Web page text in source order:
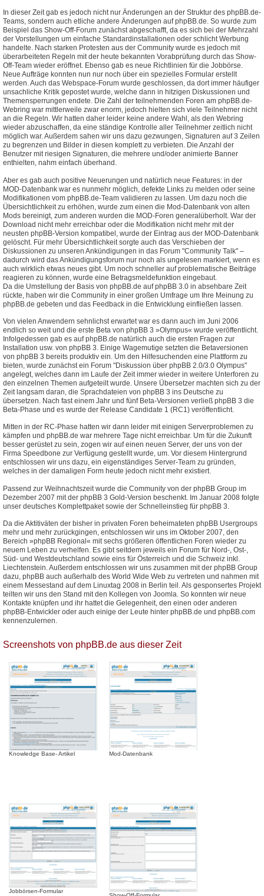
In dieser Zeit gab es jedoch nicht nur Änderungen an der Struktur des phpBB.de-
Teams, sondern auch etliche andere Änderungen auf phpBB.de. So wurde zum
Beispiel das Show-Off-Forum zunächst abgeschafft, da es sich bei der Mehrzahl
der Vorstellungen um einfache Standardinstallationen oder schlicht Werbung
handelte. Nach starken Protesten aus der Community wurde es jedoch mit
überarbeiteten Regeln mit der heute bekannten Vorabprüfung durch das Show-
Off-Team wieder eröffnet. Ebenso gab es neue Richtlinien für die Jobbörse.
Neue Aufträge konnten nun nur noch über ein spezielles Formular erstellt
werden. Auch das Webspace-Forum wurde geschlossen, da dort immer häufiger
unsachliche Kritik gepostet wurde, welche dann in hitzigen Diskussionen und
Themensperrungen endete. Die Zahl der teilnehmenden Foren am phpBB.de-
Webring war mittlerweile zwar enorm, jedoch hielten sich viele Teilnehmer nicht
an die Regeln. Wir hatten daher leider keine andere Wahl, als den Webring
wieder abzuschaffen, da eine ständige Kontrolle aller Teilnehmer zeitlich nicht
möglich war. Außerdem sahen wir uns dazu gezwungen, Signaturen auf 3 Zeilen
zu begrenzen und Bilder in diesen komplett zu verbieten. Die Anzahl der
Benutzer mit riesigen Signaturen, die mehrere und/oder animierte Banner
enthielten, nahm einfach überhand.
Aber es gab auch positive Neuerungen und natürlich neue Features: in der
MOD-Datenbank war es nunmehr möglich, defekte Links zu melden oder seine
Modifikationen vom phpBB.de-Team validieren zu lassen. Um dazu noch die
Übersichtlichkeit zu erhöhen, wurde zum einen die Mod-Datenbank von alten
Mods bereinigt, zum anderen wurden die MOD-Foren generalüberholt. War der
Download nicht mehr erreichbar oder die Modifikation nicht mehr mit der
neusten phpBB-Version kompatibel, wurde der Eintrag aus der MOD-Datenbank
gelöscht. Für mehr Übersichtlichkeit sorgte auch das Verschieben der
Diskussionen zu unseren Ankündigungen in das Forum "Community Talk" –
dadurch wird das Ankündigungsforum nur noch als ungelesen markiert, wenn es
auch wirklich etwas neues gibt. Um noch schneller auf problematische Beiträge
reagieren zu können, wurde eine Betragsmeldefunktion eingebaut.
Da die Umstellung der Basis von phpBB.de auf phpBB 3.0 in absehbare Zeit
rückte, haben wir die Community in einer großen Umfrage um Ihre Meinung zu
phpBB.de gebeten und das Feedback in die Entwicklung einfließen lassen.
Von vielen Anwendern sehnlichst erwartet war es dann auch im Juni 2006
endlich so weit und die erste Beta von phpBB 3 »Olympus« wurde veröffentlicht.
Infolgedessen gab es auf phpBB.de natürlich auch die ersten Fragen zur
Installation usw. von phpBB 3. Einige Wagemutige setzten die Betaversionen
von phpBB 3 bereits produktiv ein. Um den Hilfesuchenden eine Plattform zu
bieten, wurde zunächst ein Forum "Diskussion über phpBB 2.0/3.0 Olympus"
angelegt, welches dann im Laufe der Zeit immer wieder in weitere Unterforen zu
den einzelnen Themen aufgeteilt wurde. Unsere Übersetzer machten sich zu der
Zeit langsam daran, die Sprachdateien von phpBB 3 ins Deutsche zu
übersetzen. Nach fast einem Jahr und fünf Beta-Versionen verließ phpBB 3 die
Beta-Phase und es wurde der Release Candidate 1 (RC1) veröffentlicht.
Mitten in der RC-Phase hatten wir dann leider mit einigen Serverproblemen zu
kämpfen und phpBB.de war mehrere Tage nicht erreichbar. Um für die Zukunft
besser gerüstet zu sein, zogen wir auf einen neuen Server, der uns von der
Firma Speedbone zur Verfügung gestellt wurde, um. Vor diesem Hintergrund
entschlossen wir uns dazu, ein eigenständiges Server-Team zu gründen,
welches in der damaligen Form heute jedoch nicht mehr existiert.
Passend zur Weihnachtszeit wurde die Community von der phpBB Group im
Dezember 2007 mit der phpBB 3 Gold-Version beschenkt. Im Januar 2008 folgte
unser deutsches Komplettpaket sowie der Schnelleinstieg für phpBB 3.
Da die Aktitiväten der bisher in privaten Foren beheimateten phpBB Usergroups
mehr und mehr zurückgingen, entschlossen wir uns im Oktober 2007, den
Bereich »phpBB Regional« mit sechs größeren öffentlichen Foren wieder zu
neuem Leben zu verhelfen. Es gibt seitdem jeweils ein Forum für Nord-, Ost-,
Süd- und Westdeutschland sowie eins für Österreich und die Schweiz inkl.
Liechtenstein. Außerdem entschlossen wir uns zusammen mit der phpBB Group
dazu, phpBB auch außerhalb des World Wide Web zu vertreten und nahmen mit
einem Messestand auf dem Linuxtag 2008 in Berlin teil. Als gesponsertes Projekt
teilten wir uns den Stand mit den Kollegen von Joomla. So konnten wir neue
Kontakte knüpfen und ihr hattet die Gelegenheit, den einen oder anderen
phpBB-Entwickler oder auch einige der Leute hinter phpBB.de und phpBB.com
kennenzulernen.
Screenshots von phpBB.de aus dieser Zeit
Knowledge Base- Artikel Mod-Datenbank
Jobbörsen-Formular